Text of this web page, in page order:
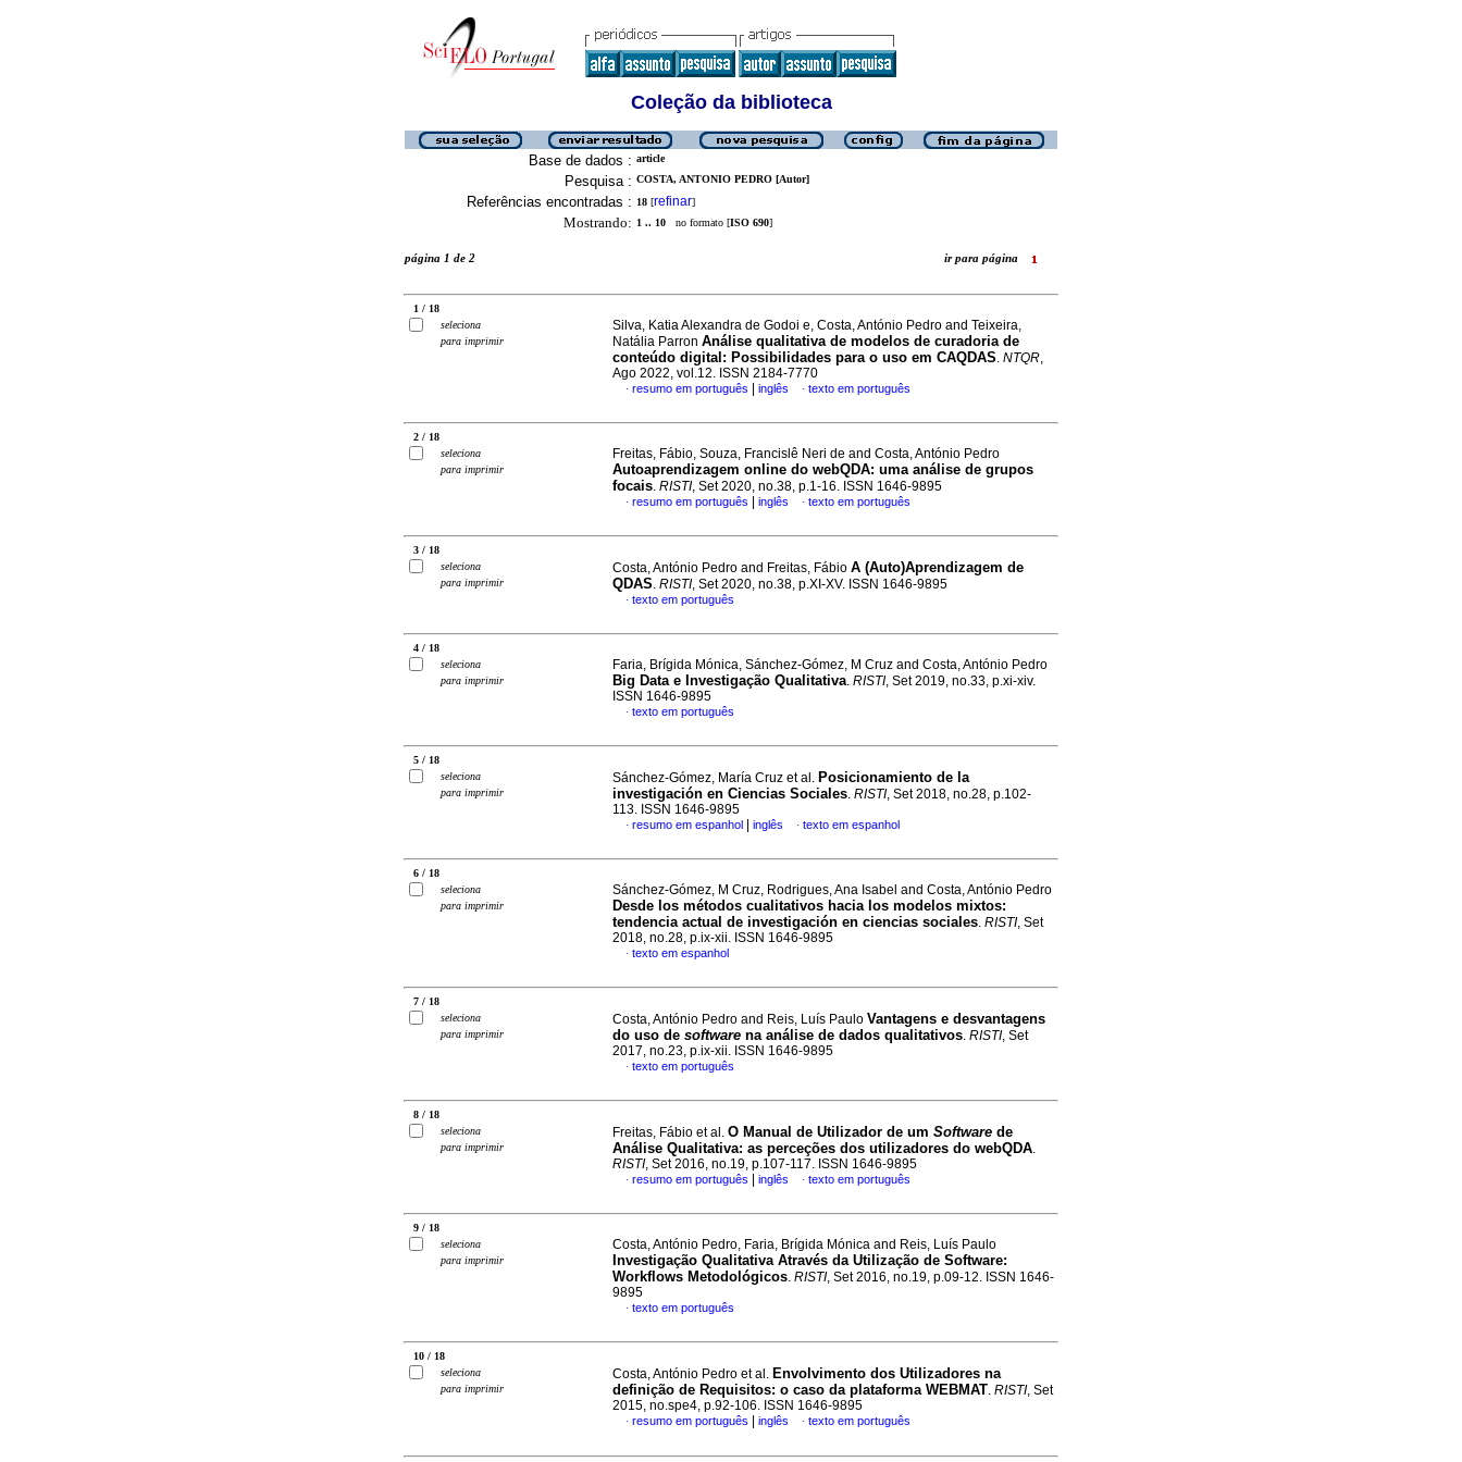
Coleção da biblioteca
Base de dados : article
Pesquisa : COSTA, ANTONIO PEDRO [Autor]
Referências encontradas : 18 [refinar]
Mostrando: 1 .. 10 no formato [ISO 690]
página 1 de 2 ir para página
1 / 18
seleciona
para imprimir
Silva, Katia Alexandra de Godoi e, Costa, António Pedro and Teixeira,
Natália Parron Análise qualitativa de modelos de curadoria de
conteúdo digital: Possibilidades para o uso em CAQDAS. NTQR,
Ago 2022, vol.12. ISSN 2184-7770
· resumo em português inglês · texto em português
2 / 18
seleciona
para imprimir
Freitas, Fábio, Souza, Francislê Neri de and Costa, António Pedro
Autoaprendizagem online do webQDA: uma análise de grupos
focais. RISTI, Set 2020, no.38, p.1-16. ISSN 1646-9895
· resumo em português inglês · texto em português
3 / 18
seleciona
para imprimir
Costa, António Pedro and Freitas, Fábio A (Auto)Aprendizagem de
QDAS. RISTI, Set 2020, no.38, p.XI-XV. ISSN 1646-9895
· texto em português
4 / 18
seleciona
para imprimir
Faria, Brígida Mónica, Sánchez-Gómez, M Cruz and Costa, António Pedro
Big Data e Investigação Qualitativa. RISTI, Set 2019, no.33, p.xi-xiv.
ISSN 1646-9895
· texto em português
5 / 18
seleciona
para imprimir
Sánchez-Gómez, María Cruz et al. Posicionamiento de la
investigación en Ciencias Sociales. RISTI, Set 2018, no.28, p.102-
113. ISSN 1646-9895
· resumo em espanhol inglês · texto em espanhol
6 / 18
seleciona
para imprimir
Sánchez-Gómez, M Cruz, Rodrigues, Ana Isabel and Costa, António Pedro
Desde los métodos cualitativos hacia los modelos mixtos:
tendencia actual de investigación en ciencias sociales. RISTI, Set
2018, no.28, p.ix-xii. ISSN 1646-9895
· texto em espanhol
7 / 18
seleciona
para imprimir
Costa, António Pedro and Reis, Luís Paulo Vantagens e desvantagens
do uso de software na análise de dados qualitativos. RISTI, Set
2017, no.23, p.ix-xii. ISSN 1646-9895
· texto em português
8 / 18
seleciona
para imprimir
Freitas, Fábio et al. O Manual de Utilizador de um Software de
Análise Qualitativa: as perceções dos utilizadores do webQDA.
RISTI, Set 2016, no.19, p.107-117. ISSN 1646-9895
· resumo em português inglês · texto em português
9 / 18
seleciona
para imprimir
Costa, António Pedro, Faria, Brígida Mónica and Reis, Luís Paulo
Investigação Qualitativa Através da Utilização de Software:
Workflows Metodológicos. RISTI, Set 2016, no.19, p.09-12. ISSN 1646-
9895
· texto em português
10 / 18
seleciona
para imprimir
Costa, António Pedro et al. Envolvimento dos Utilizadores na
definição de Requisitos: o caso da plataforma WEBMAT. RISTI, Set
2015, no.spe4, p.92-106. ISSN 1646-9895
· resumo em português inglês · texto em português